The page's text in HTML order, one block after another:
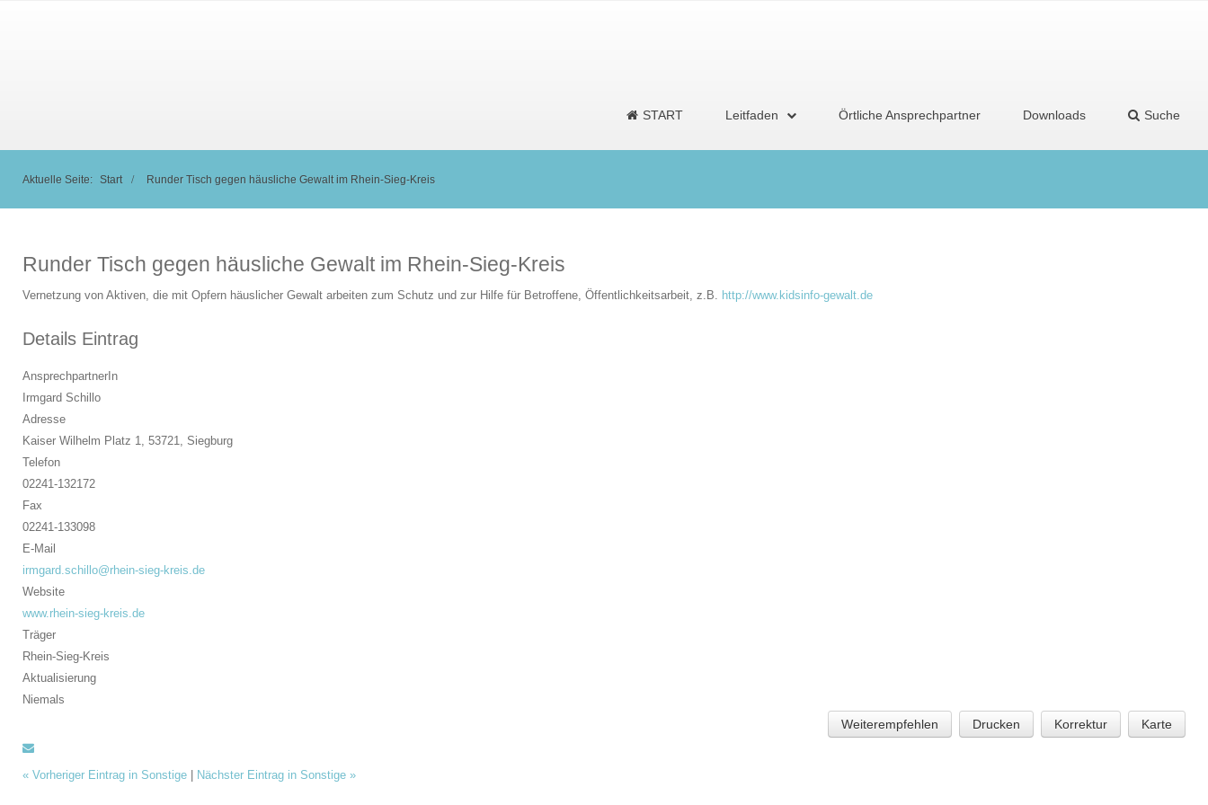
START Leitfaden Örtliche Ansprechpartner Downloads Suche
Aktuelle Seite: Start Runder Tisch gegen häusliche Gewalt im Rhein-Sieg-Kreis
Runder Tisch gegen häusliche Gewalt im Rhein-Sieg-Kreis
Vernetzung von Aktiven, die mit Opfern häuslicher Gewalt arbeiten zum Schutz und zur Hilfe für Betroffene, Öffentlichkeitsarbeit, z.B. http://www.kidsinfo-gewalt.de
Details Eintrag
AnsprechpartnerIn
Irmgard Schillo
Adresse
Kaiser Wilhelm Platz 1, 53721, Siegburg
Telefon
02241-132172
Fax
02241-133098
E-Mail
irmgard.schillo@rhein-sieg-kreis.de
Website
www.rhein-sieg-kreis.de
Träger
Rhein-Sieg-Kreis
Aktualisierung
Niemals
Weiterempfehlen Drucken Korrektur Karte
« Vorheriger Eintrag in Sonstige | Nächster Eintrag in Sonstige »